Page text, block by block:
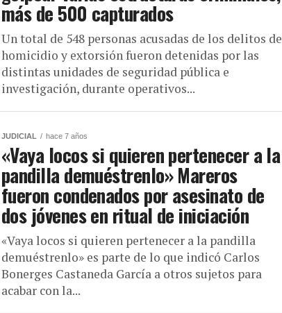
más de 500 capturados
Un total de 548 personas acusadas de los delitos de
homicidio y extorsión fueron detenidas por las
distintas unidades de seguridad pública e
investigación, durante operativos...
JUDICIAL hace 7 años
«Vaya locos si quieren pertenecer a la
pandilla demuéstrenlo» Mareros
fueron condenados por asesinato de
dos jóvenes en ritual de iniciación
«Vaya locos si quieren pertenecer a la pandilla
demuéstrenlo» es parte de lo que indicó Carlos
Bonerges Castaneda García a otros sujetos para
acabar con la...